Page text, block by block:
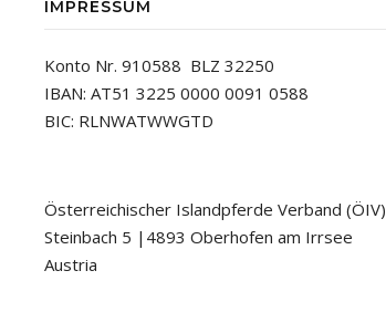
IMPRESSUM
Konto Nr. 910588 BLZ 32250
IBAN: AT51 3225 0000 0091 0588
BIC: RLNWATWWGTD
Österreichischer Islandpferde Verband (ÖIV)
Steinbach 5 |4893 Oberhofen am Irrsee
Austria